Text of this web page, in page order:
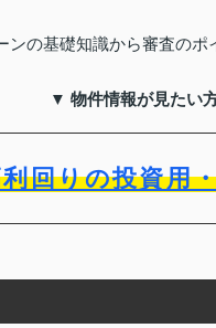
の基礎知識から審査のポ
▼ 物件情報が見たい
回りの投資用